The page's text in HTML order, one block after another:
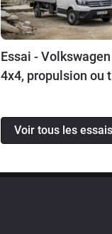
Essai -
4x4, propulsion ou
Voir tous les